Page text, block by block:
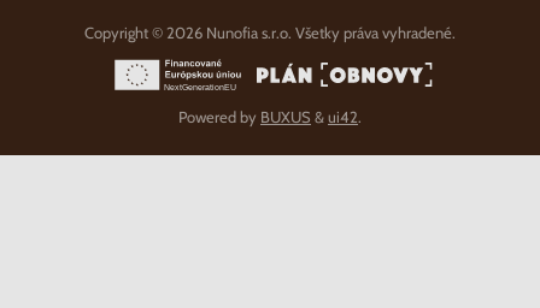
Copyright © 2026 Nunofia s.r.o. Všetky práva vyhradené.
Powered by BUXUS &ui42.